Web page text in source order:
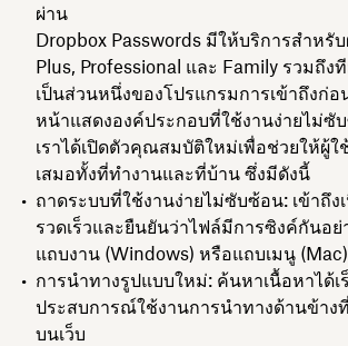
ผ่าน
Dropbox Passwords มีให้บริการสำหรั
Plus, Professional และ Family รวมถึง
เป็นส่วนหนึ่งของโปรแกรมการเข้าถึงก่อ
หน้าแสดงองค์ประกอบที่ใช้งานง่ายไม่ซั
เราได้เปิดตัวคุณสมบัติใหม่เพื่อช่วยให้ผู้ใ
เสมอทั้งที่ทำงานและที่บ้าน ซึ่งมีดังนี้
ถาดระบบที่ใช้งานง่ายไม่ซับซ้อน: เข้าถึง
รวดเร็วและยืนยันว่าไฟล์มีการซิงค์กันอ
แถบงาน (Windows) หรือแถบเมนู (Mac)
การนำทางรูปแบบใหม่: ค้นหาเนื้อหาได้เ
ประสบการณ์ใช้งานการนำทางด้านข้าง
บนเว็บ